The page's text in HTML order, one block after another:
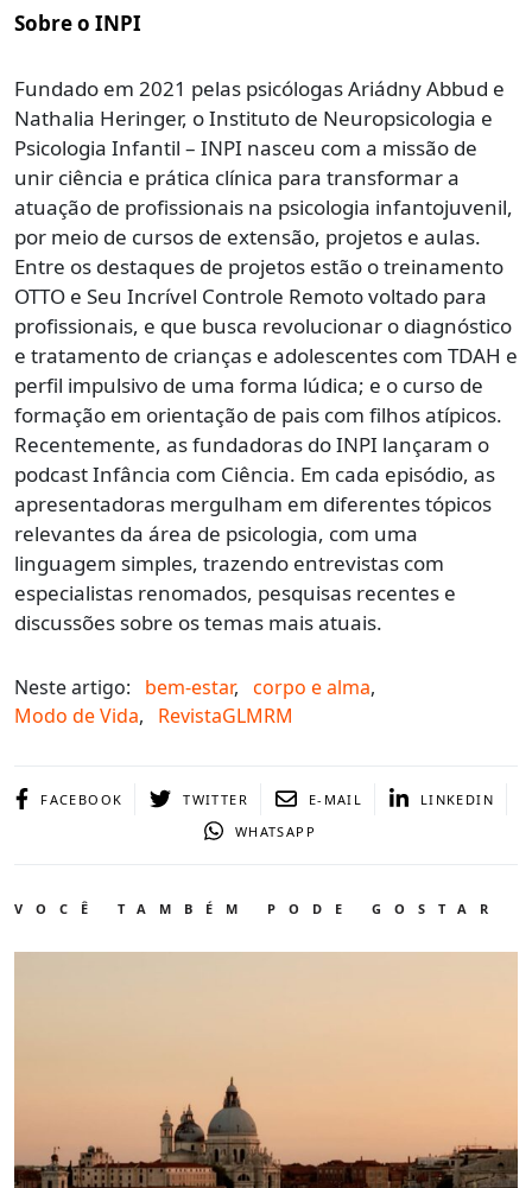
Sobre o INPI
Fundado em 2021 pelas psicólogas Ariádny Abbud e
Nathalia Heringer, o Instituto de Neuropsicologia e
Psicologia Infantil – INPI nasceu com a missão de
unir ciência e prática clínica para transformar a
atuação de profissionais na psicologia infantojuvenil,
por meio de cursos de extensão, projetos e aulas.
Entre os destaques de projetos estão o treinamento
OTTO e Seu Incrível Controle Remoto voltado para
profissionais, e que busca revolucionar o diagnóstico
e tratamento de crianças e adolescentes com TDAH e
perfil impulsivo de uma forma lúdica; e o curso de
formação em orientação de pais com filhos atípicos.
Recentemente, as fundadoras do INPI lançaram o
podcast Infância com Ciência. Em cada episódio, as
apresentadoras mergulham em diferentes tópicos
relevantes da área de psicologia, com uma
linguagem simples, trazendo entrevistas com
especialistas renomados, pesquisas recentes e
discussões sobre os temas mais atuais.
Neste artigo: bem-estar, corpo e alma,
Modo de Vida, RevistaGLMRM
FACEBOOK TWITTER E-MAIL
LINKEDIN
WHATSAPP
VOCÊ TAMBÉM PODE GOSTAR